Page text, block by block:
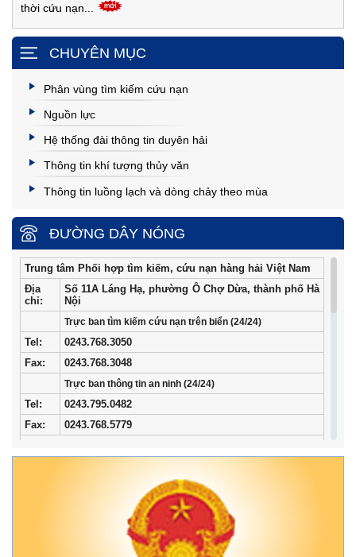
thời cứu nạn...
CHUYÊN MỤC
Phân vùng tìm kiếm cứu nạn
Nguồn lực
Hệ thống đài thông tin duyên hải
Thông tin khí tượng thủy văn
Thông tin luồng lạch và dòng chảy theo mùa
ĐƯỜNG DÂY NÓNG
Trung tâm Phối hợp tìm kiếm, cứu nạn hàng hải Việt Nam
Địa
chỉ:
Số 11A Láng Hạ, phường Ô Chợ Dừa, thành phố Hà
Nội
Trực ban tìm kiếm cứu nạn trên biển (24/24)
Tel :
0243.768.3050
Fax:
0243.768.3048
Trực ban thông tin an ninh (24/24)
Tel:
0243.795.0482
Fax:
0243.768.5779
02253.759.508 (24/24h)
02253.759.507
Trung tâm Phối hợp tìm kiếm, cứu nạn hàng hải khu vực II